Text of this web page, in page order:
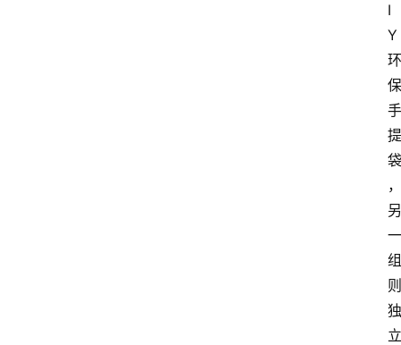
I
Y
环
保
手
提
袋
，
另
一
组
则
独
立